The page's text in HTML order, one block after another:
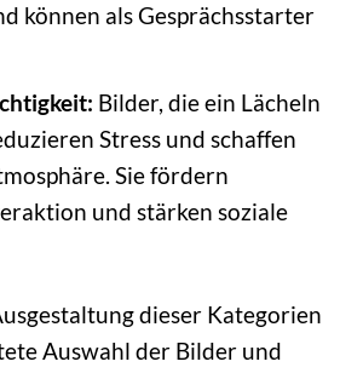
können als Gesprächsstarter
Bilder, die ein Lächeln
Stress und schaffen
Sie fördern
und stärken soziale
dieser Kategorien
Auswahl der Bilder und